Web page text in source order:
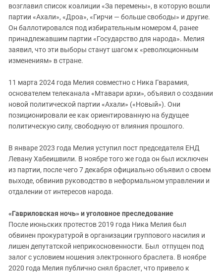
возглавил список коалиции «За перемены», в которую вошли
партии «Ахали», «Дроа», «Гирчи — больше свободы» и другие.
Он баллотировался под избирательным номером 4, ранее
принадлежавшим партии «Государство для народа». Мелия
заявил, что эти выборы станут шагом к «революционным
изменениям» в стране.
11 марта 2024 года Мелия совместно с Ника Гварамия,
основателем телеканала «Мтавари архи», объявил о создании
новой политической партии «Ахали» («Новый»). Они
позиционировали ее как ориентированную на будущее
политическую силу, свободную от влияния прошлого.
В январе 2023 года Мелия уступил пост председателя ЕНД
Левану Хабеишвили. В ноябре того же года он был исключен
из партии, после чего 7 декабря официально объявил о своем
выходе, обвинив руководство в неформальном управлении и
отдалении от интересов народа.
«Гавриловская ночь» и уголовное преследование
После июньских протестов 2019 года Ника Мелия был
обвинен прокуратурой в организации группового насилия и
лишен депутатской неприкосновенности. Был отпущен под
залог с условием ношения электронного браслета. В ноябре
2020 года Мелия публично снял браслет, что привело к